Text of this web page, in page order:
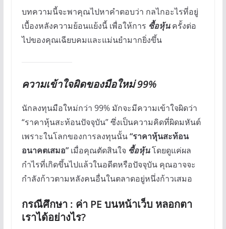
บทความนี้จะพาคุณไปหาคำตอบว่า กลไกอะไรที่อยู่
เบื้องหลังความย้อนแย้งนี้ เพื่อให้การ ซื้อหุ้นครั้งต่อ
ไปของคุณเฉียบคมและแม่นยำมากยิ่งขึ้น
ความเข้าใจผิดของมือใหม่ 99%
นักลงทุนมือใหม่กว่า 99% มักจะมีความเข้าใจผิดว่า
“ราคาหุ้นสะท้อนปัจจุบัน” ซึ่งเป็นความคิดที่ผิดมหันต์
เพราะในโลกของการลงทุนนั้น“ราคาหุ้นสะท้อน
อนาคตเสมอ”เมื่อคุณตัดสินใจ ซื้อหุ้นโดยดูแค่ผล
กำไรที่เกิดขึ้นไปแล้วในอดีตหรือปัจจุบัน คุณอาจจะ
กำลังก้าวตามหลังคนอื่นในตลาดอยู่หนึ่งก้าวเสมอ
กรณีศึกษา : ค่า PE บนหน้าเว็บ หลอกตา
เราได้อย่างไร?